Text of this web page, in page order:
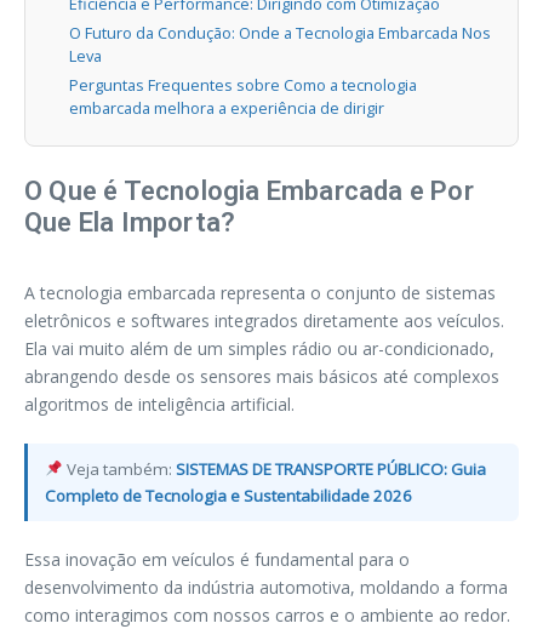
O Futuro da Condução: Onde a Tecnologia Embarcada Nos
Leva
Perguntas Frequentes sobre Como a tecnologia
embarcada melhora a experiência de dirigir
O Que é Tecnologia Embarcada e Por
Que Ela Importa?
A tecnologia embarcada representa o conjunto de sistemas
eletrônicos e softwares integrados diretamente aos veículos.
Ela vai muito além de um simples rádio ou ar-condicionado,
abrangendo desde os sensores mais básicos até complexos
algoritmos de inteligência artificial.
Veja também:SISTEMAS DE TRANSPORTE PÚBLICO: Guia
Completo de Tecnologia e Sustentabilidade 2026
Essa inovação em veículos é fundamental para o
desenvolvimento da indústria automotiva, moldando a forma
como interagimos com nossos carros e o ambiente ao redor.